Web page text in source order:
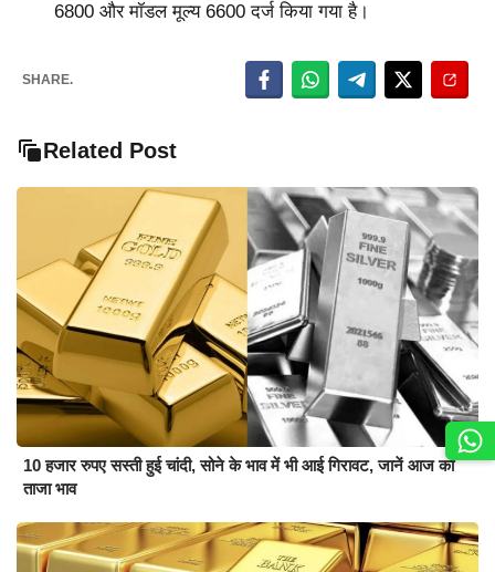
6800 और मॉडल मूल्य 6600 दर्ज किया गया है।
SHARE.
Related Post
10 हजार रुपए सस्ती हुई चांदी, सोने के भाव में भी आई गिरावट, जानें आज का
ताजा भाव